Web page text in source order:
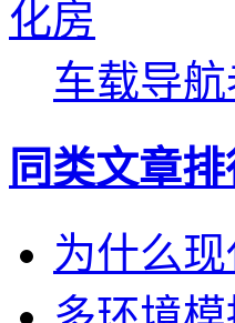
车载导
同类文章
为什么